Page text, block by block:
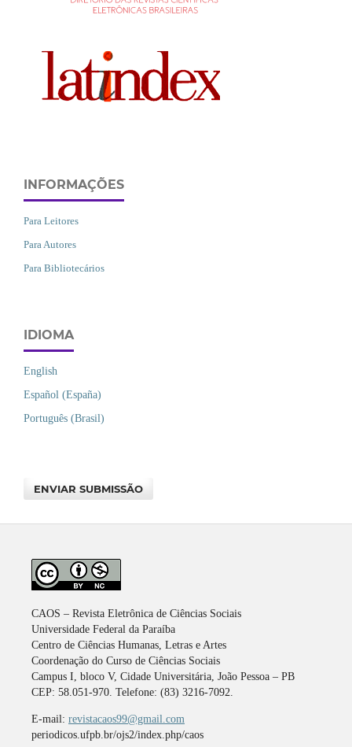
INFORMAÇÕES
Para Leitores
Para Autores
Para Bibliotecários
IDIOMA
English
Español (España)
Português (Brasil)
ENVIAR SUBMISSÃO
CAOS – Revista Eletrônica de Ciências Sociais
Universidade Federal da Paraíba
Centro de Ciências Humanas, Letras e Artes
Coordenação do Curso de Ciências Sociais
Campus I, bloco V, Cidade Universitária, João Pessoa – PB
CEP: 58.051-970. Telefone: (83) 3216-7092.
E-mail: revistacaos99@gmail.com
periodicos.ufpb.br/ojs2/index.php/caos